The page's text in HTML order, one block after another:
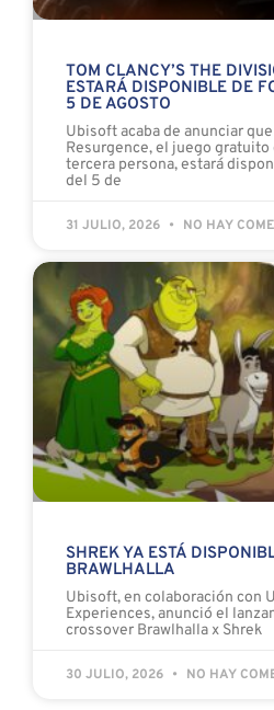
TOM CLANCY’S THE
ESTARÁ DISPONIBLE DE
5 DE AGOSTO
Ubisoft acaba de anunciar
Resurgence, el juego gratuito
tercera persona, estará
del 5 de
31 JULIO, 2026 NO HAY
SHREK YA ESTÁ
BRAWLHALLA
Ubisoft, en colaboración con
Experiences, anunció el
crossover Brawlhalla x Shrek
30 JULIO, 2026 NO HAY